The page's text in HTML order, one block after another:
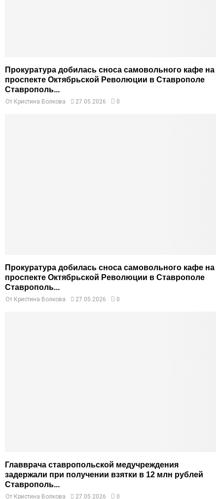
Прокуратура добилась сноса самовольного кафе на
проспекте Октябрьской Революции в Ставрополе
Ставрополь...
От Кристина Волкова 27.05.2026 0
Прокуратура добилась сноса самовольного кафе на
проспекте Октябрьской Революции в Ставрополе
Ставрополь...
От Кристина Волкова 27.05.2026 0
Главврача ставропольской медучреждения
задержали при получении взятки в 12 млн рублей
Ставрополь...
От Кристина Волкова 27.05.2026 0